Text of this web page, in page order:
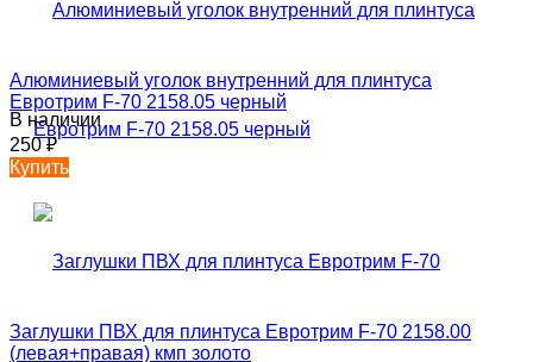
Алюминиевый уголок внутренний для плинтуса
Евротрим F-70 2158.05 черный
В наличии
250₽
Купить
Заглушки ПВХ для плинтуса Евротрим F-70 2158.00
(левая+правая) кмп золото